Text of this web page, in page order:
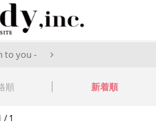
to you -
順 新着順
/ 1